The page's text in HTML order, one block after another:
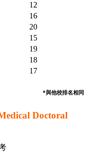
12
16
20
15
19
18
17
*與他校排名相同
Doctoral